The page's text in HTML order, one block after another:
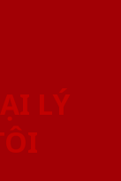
LÝ